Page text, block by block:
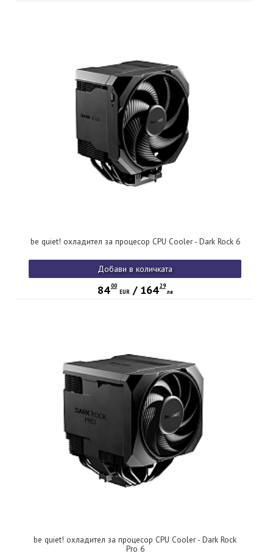
be quiet! охладител за процесор CPU Cooler - Dark Rock 6
Добави в количката
84 00
EUR/ 164 29
лв
be quiet! охладител за процесор CPU Cooler - Dark Rock
Pro 6